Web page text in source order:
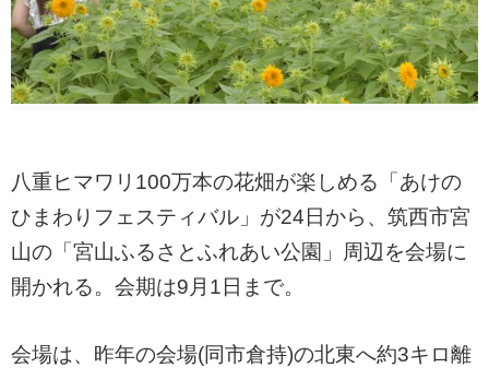
八重ヒマワリ100万本の花畑が楽しめる「あけの
ひまわりフェスティバル」が24日から、筑西市宮
山の「宮山ふるさとふれあい公園」周辺を会場に
開かれる。会期は9月1日まで。
会場は、昨年の会場(同市倉持)の北東へ約3キロ離